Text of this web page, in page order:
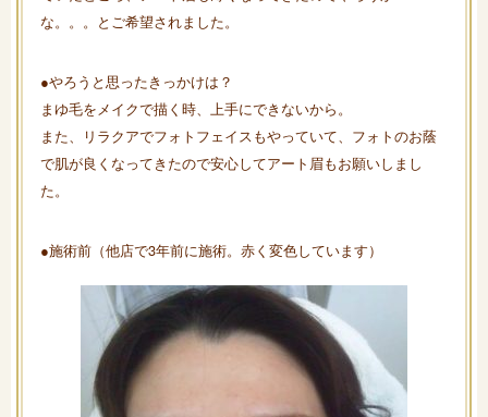
な。。。とご希望されました。
●やろうと思ったきっかけは？
まゆ毛をメイクで描く時、上手にできないから。
また、リラクアでフォトフェイスもやっていて、フォトのお蔭
で肌が良くなってきたので安心してアート眉もお願いしまし
た。
●施術前（他店で3年前に施術。赤く変色しています）